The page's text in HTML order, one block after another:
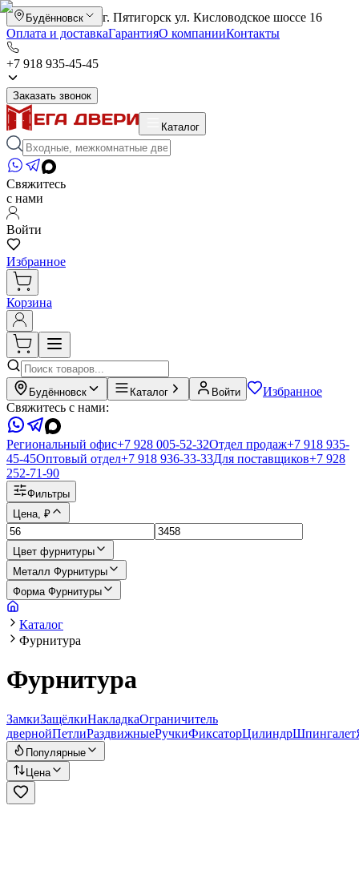
Будённовск
г. Пятигорск ул. Кисловодское шоссе 16
Оплата и доставкаГарантияО компанииКонтакты
+7 918 935-45-45
Заказать звонок
Каталог
Свяжитесь
с нами
Войти
Избранное
Корзина
Будённовск Каталог Войти
Избранное
Свяжитесь с нами:
Региональный офис+7 928 005-52-32Отдел продаж+7 918 935-
45-45Оптовый отдел+7 918 936-33-33Для поставщиков+7 928
252-71-90
Фильтры
Цена, ₽
Цвет фурнитуры
Металл Фурнитуры
Форма Фурнитуры
Каталог
Фурнитура
Фурнитура
ЗамкиЗащёлкиНакладкаОграничитель
двернойПетлиРаздвижныеРучкиФиксаторЦилиндрШпингалет
Популярные
Цена